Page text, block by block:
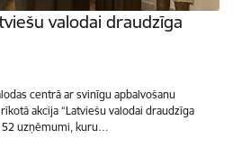
valodai draudzīga
centrā ar svinīgu apbalvošanu
akcija “Latviešu valodai draudzīga
52 uzņēmumi, kuru…